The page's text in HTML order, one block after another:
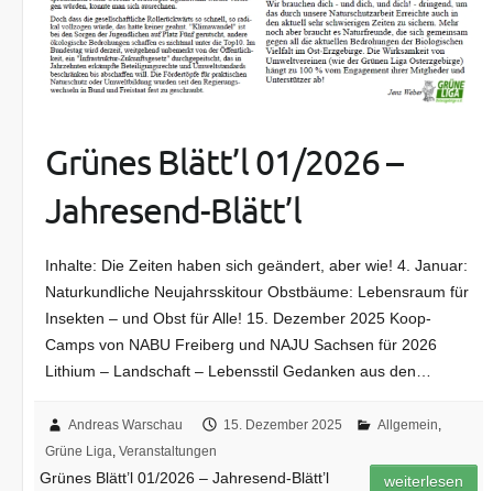
Grünes Blätt’l 01/2026 –
Jahresend-Blätt’l
Inhalte: Die Zeiten haben sich geändert, aber wie! 4. Januar:
Naturkundliche Neujahrsskitour Obstbäume: Lebensraum für
Insekten – und Obst für Alle! 15. Dezember 2025 Koop-
Camps von NABU Freiberg und NAJU Sachsen für 2026
Lithium – Landschaft – Lebensstil Gedanken aus den…
Andreas Warschau 15. Dezember 2025 Allgemein
Grüne Liga ,Veranstaltungen
Grünes Blätt’l 01/2026 – Jahresend-Blätt’l weiterlesen